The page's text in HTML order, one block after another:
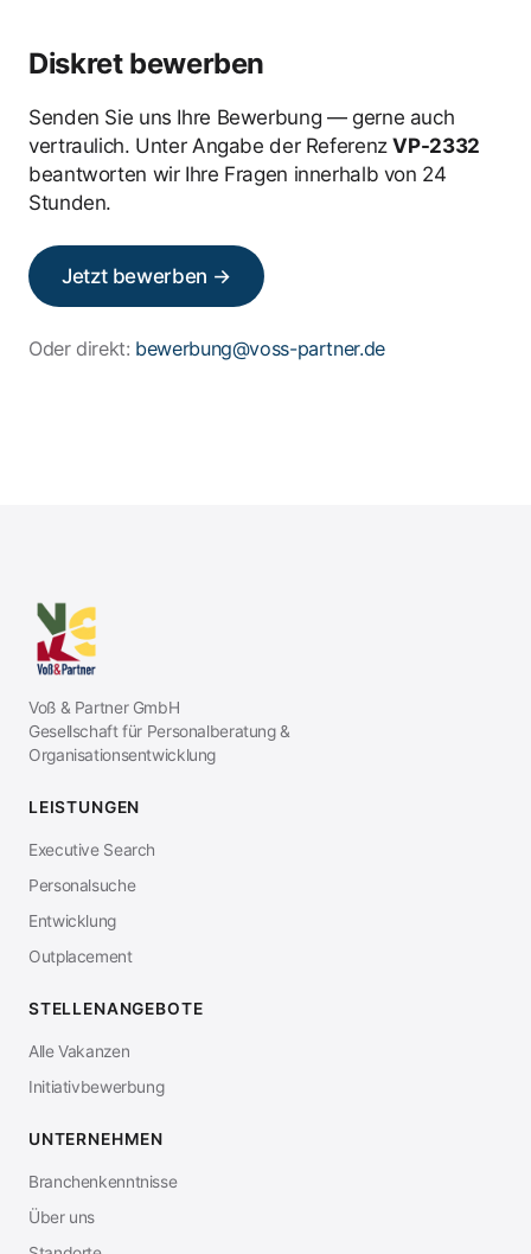
Diskret bewerben
Senden Sie uns Ihre Bewerbung — gerne auch
vertraulich. Unter Angabe der ReferenzVP-2332
beantworten wir Ihre Fragen innerhalb von 24
Stunden.
Jetzt bewerben →
Oder direkt: bewerbung@voss-partner.de
Voß & Partner GmbH
Gesellschaft für Personalberatung &
Organisationsentwicklung
LEISTUNGEN
Executive Search
Personalsuche
Entwicklung
Outplacement
STELLENANGEBOTE
Alle Vakanzen
Initiativbewerbung
UNTERNEHMEN
Branchenkenntnisse
Über uns